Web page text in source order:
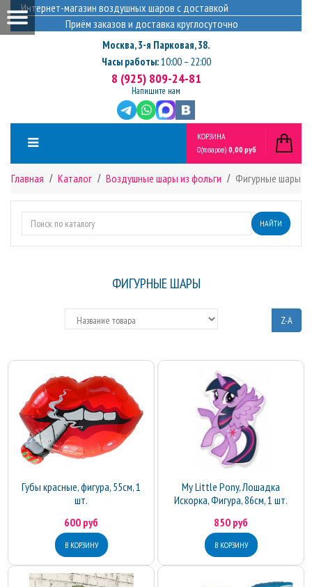
Интернет-магазин воздушных шаров с доставкой
Приём заказов и доставка круглосуточно
Москва,3-я Парковая, 38.
Часы работы:10:00 – 22:00
8 (925) 809-24-81
Напишите нам
КОРЗИНА
0(товаров) 0,00 руб
Главная Каталог Воздушные шары из фольги Фигурные шары
НАЙТИ
ФИГУРНЫЕ ШАРЫ
Z-A
Губы красные, фигура, 55см, 1
шт.
600 руб
My Little Pony, Лошадка
Искорка, Фигура, 86см, 1 шт.
850 руб